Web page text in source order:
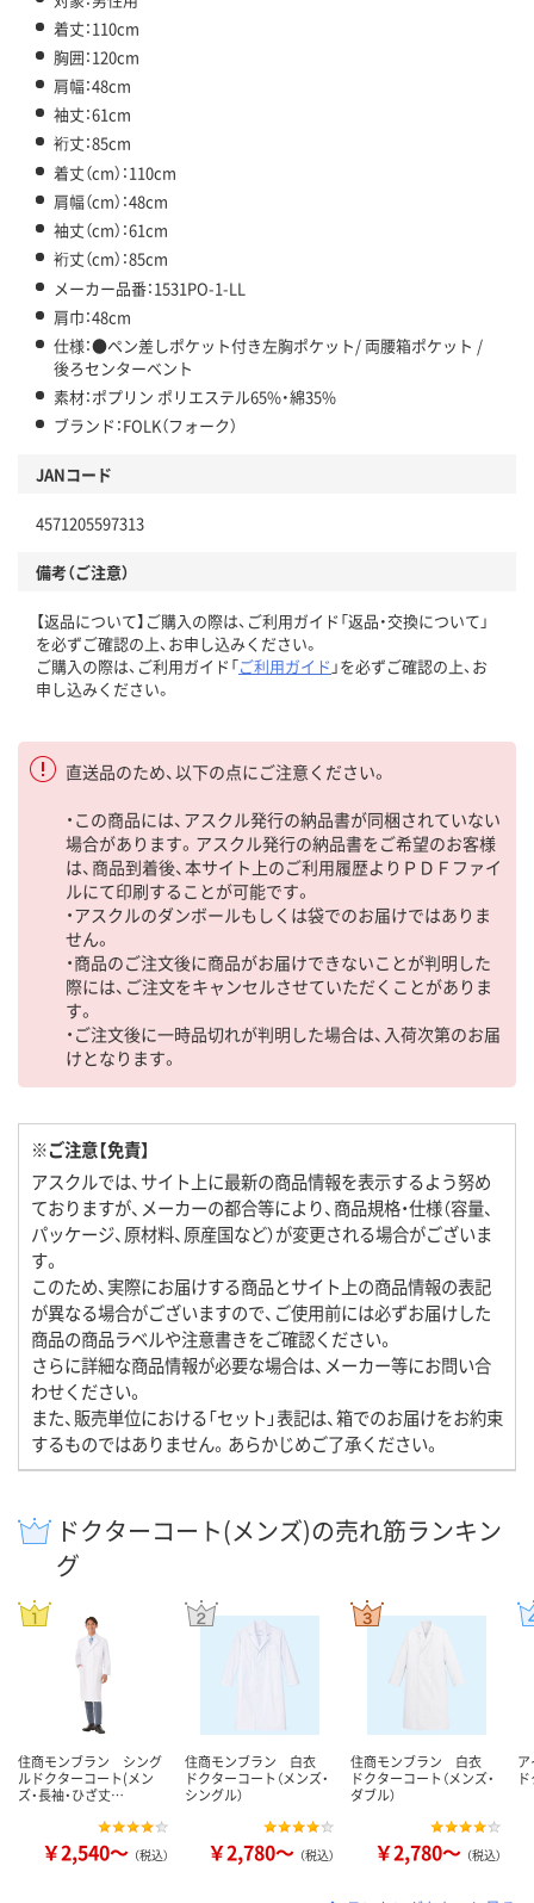
着丈：110cm
胸囲：120cm
肩幅：48cm
袖丈：61cm
裄丈：85cm
着丈（cm）：110cm
肩幅（cm）：48cm
袖丈（cm）：61cm
裄丈（cm）：85cm
メーカー品番：1531PO-1-LL
肩巾：48cm
仕様：●ペン差しポケット付き左胸ポケット/ 両腰箱ポケット /
後ろセンターベント
素材：ポプリン ポリエステル65%・綿35%
ブランド：FOLK（フォーク）
JANコード
4571205597313
備考（ご注意）
【返品について】ご購入の際は、ご利用ガイド「返品・交換について」
を必ずご確認の上、お申し込みください。
ご購入の際は、ご利用ガイド「ご利用ガイド 」を必ずご確認の上、お
申し込みください。
直送品のため、以下の点にご注意ください。
・この商品には、アスクル発行の納品書が同梱されていない
場合があります。アスクル発行の納品書をご希望のお客様
は、商品到着後、本サイト上のご利用履歴よりＰＤＦファイ
ルにて印刷することが可能です。
・アスクルのダンボールもしくは袋でのお届けではありま
せん。
・商品のご注文後に商品がお届けできないことが判明した
際には、ご注文をキャンセルさせていただくことがありま
す。
・ご注文後に一時品切れが判明した場合は、入荷次第のお届
けとなります。
※ご注意【免責】
アスクルでは、サイト上に最新の商品情報を表示するよう努め
ておりますが、メーカーの都合等により、商品規格・仕様（容量、
パッケージ、原材料、原産国など）が変更される場合がございま
す。
このため、実際にお届けする商品とサイト上の商品情報の表記
が異なる場合がございますので、ご使用前には必ずお届けした
商品の商品ラベルや注意書きをご確認ください。
さらに詳細な商品情報が必要な場合は、メーカー等にお問い合
わせください。
また、販売単位における「セット」表記は、箱でのお届けをお約束
するものではありません。あらかじめご了承ください。
ドクターコート(メンズ)の売れ筋ランキン
グ
住商モンブラン シング
ルドクターコート(メン
ズ・長袖・ひざ丈…
￥2,540～ （税込）
住商モンブラン 白衣
ドクターコート（メンズ・
シングル）
￥2,780～ （税込）
住商モンブラン 白衣
ドクターコート（メンズ・
ダブル）
￥2,780～ （税込）